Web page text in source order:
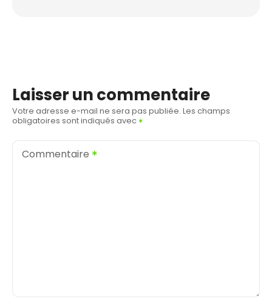
Laisser un commentaire
Votre adresse e-mail ne sera pas publiée. Les champs
obligatoires sont indiqués avec
Commentaire